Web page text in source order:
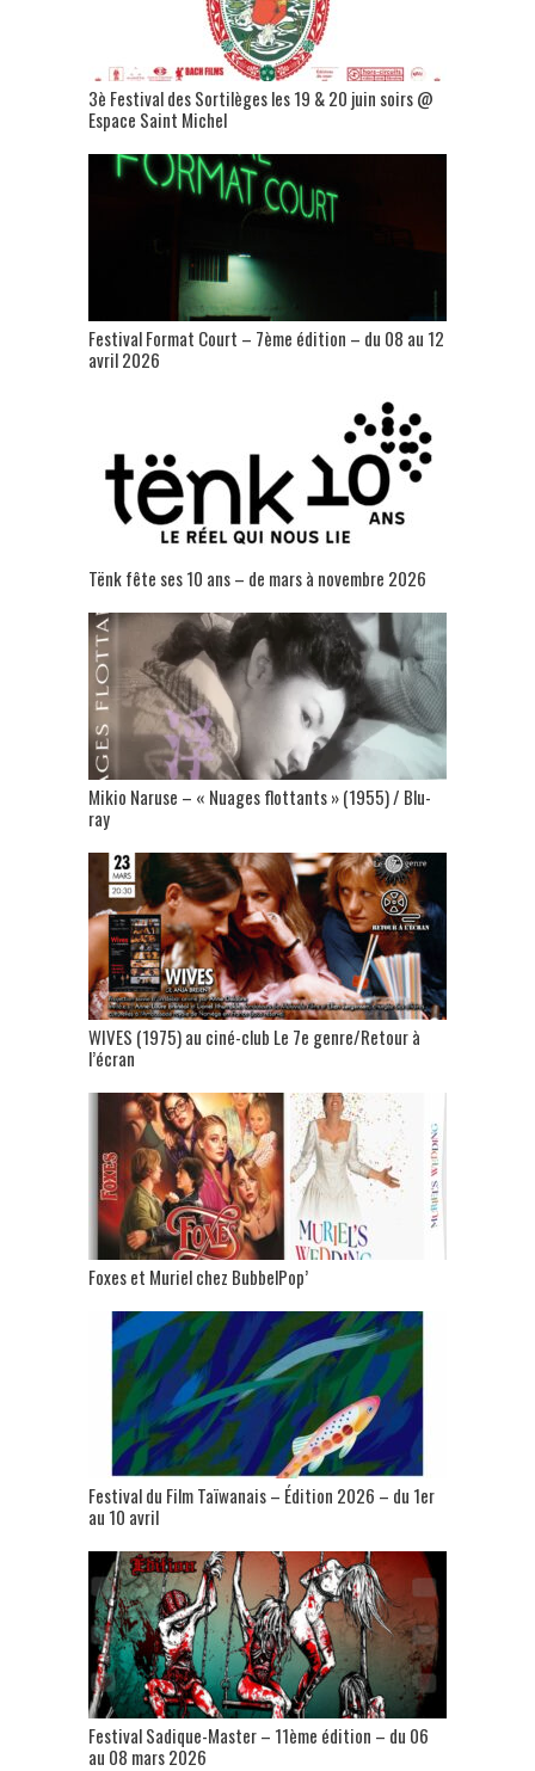
3è Festival des Sortilèges les 19 & 20 juin soirs @
Espace Saint Michel
Festival Format Court – 7ème édition – du 08 au 12
avril 2026
Tënk fête ses 10 ans – de mars à novembre 2026
Mikio Naruse – « Nuages flottants » (1955) / Blu-
ray
WIVES (1975) au ciné-club Le 7e genre/Retour à
l’écran
Foxes et Muriel chez BubbelPop’
Festival du Film Taïwanais – Édition 2026 – du 1er
au 10 avril
Festival Sadique-Master – 11ème édition – du 06
au 08 mars 2026